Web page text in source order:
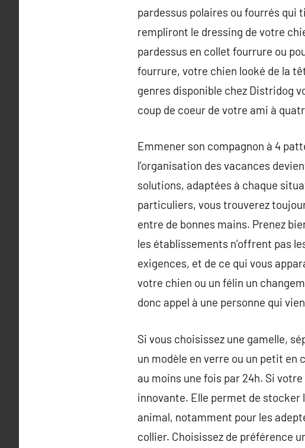
pardessus polaires ou fourrés qui
rempliront le dressing de votre
pardessus en collet fourrure ou
fourrure, votre chien looké de la
genres disponible chez Distridog
coup de coeur de votre ami à
Emmener son compagnon à 4
l’organisation des vacances
solutions, adaptées à chaque
particuliers, vous trouverez
entre de bonnes mains. Prenez
les établissements n’offrent pas
exigences, et de ce qui vous
votre chien ou un félin un
donc appel à une personne qui
Si vous choisissez une gamelle,
un modèle en verre ou un petit en
au moins une fois par 24h. Si
innovante. Elle permet de stocker
animal, notamment pour les
collier. Choisissez de préférence